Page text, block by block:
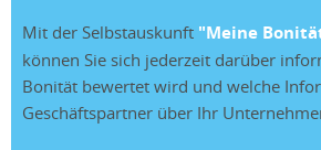
Mit der Selbstauskunft "Meine
können Sie sich jederzeit darüber
Bonität bewertet wird und welche
Geschäftspartner über Ihr